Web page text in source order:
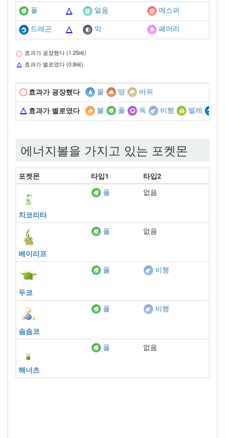
풀 얼음
에스퍼
드래곤
악 페어리
효과가 굉장했다 (1.25배)
효과가 별로였다 (0.8배)
효과가 굉장했다 물 땅
바위
효과가 별로였다
불 풀 독 비행 벌레
에너지볼을 가지고 있는 포켓몬
포켓몬 타입1 타입2
치코리타
풀 없음
베이리프
풀 없음
두코
풀 비행
솜솜코
풀 비행
해너츠
풀 없음